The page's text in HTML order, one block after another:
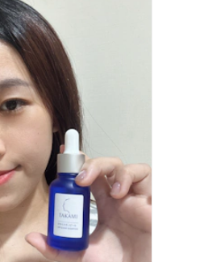
把油膩都帶走，洗完超清爽
連小細毛都站了起來🌱 就知
背面看柔順光澤一次到位✨
🤪
澈洗髮露》 一定是忙碌媽媽
高CP值洗髮露 找回屬於自